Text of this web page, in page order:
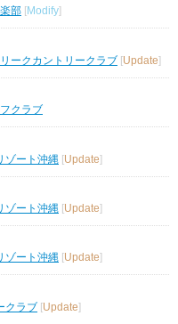
部
Modify
ークカントリークラブ [Update]
クラブ
ゾート沖縄 [Update]
ゾート沖縄 [Update]
ゾート沖縄 Update
クラブ [Update]